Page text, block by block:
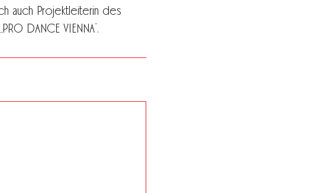
auch Projektleiterin des
DANCE VIENNA“.